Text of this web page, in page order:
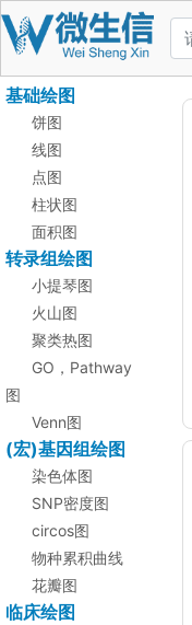
基础绘图
饼图
线图
点图
柱状图
面积图
转录组绘图
小提琴图
火山图
聚类热图
GO，Pathway
图
Venn图
(宏)基因组绘图
染色体图
SNP密度图
circos图
物种累积曲线
花瓣图
临床绘图